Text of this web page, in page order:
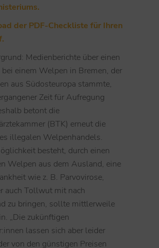
der PDF-Checkliste für Ihren
Medienberichte über einen
einem Welpen in Bremen, der
aus Südosteuropa stammte,
Zeit für Aufregung
betont die
(BTK) erneut die
illegalen Welpenhandels.
besteht, durch einen
Welpen aus dem Ausland, eine
wie z. B. Parvovirose,
auch Tollwut mit nach
zu bringen, sollte mittlerweile
„Die zukünftigen
lassen sich aber leider
von den günstigen Preisen